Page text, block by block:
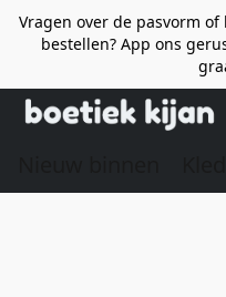
Vragen over de pasvorm
bestellen? App ons